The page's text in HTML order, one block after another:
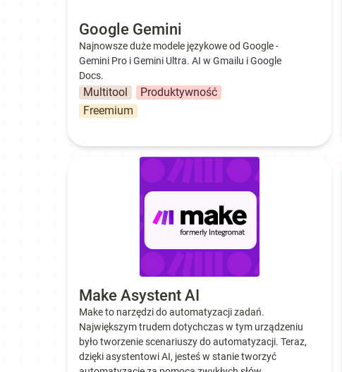
Google Gemini
Najnowsze duże modele językowe od Google -
Gemini Pro i Gemini Ultra. AI w Gmailu i Google
Docs.
Multitool
Produktywność
Freemium
Make Asystent AI
Make Asystent AI
Make to narzędzi do automatyzacji zadań.
Największym trudem dotychczas w tym urządzeniu
było tworzenie scenariuszy do automatyzacji. Teraz,
dzięki asystentowi AI, jesteś w stanie tworzyć